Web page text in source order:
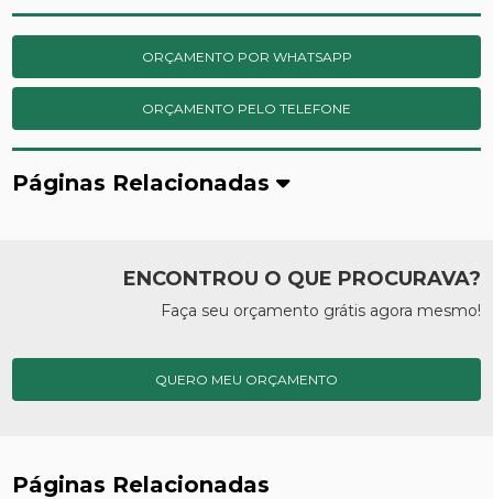
ORÇAMENTO POR WHATSAPP
ORÇAMENTO PELO TELEFONE
Páginas Relacionadas
ENCONTROU O QUE PROCURAVA?
Faça seu orçamento grátis agora mesmo!
QUERO MEU ORÇAMENTO
Páginas Relacionadas